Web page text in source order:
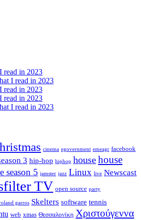
read in 2023
I read in 2023
read in 2023
read in 2023
I read in 2023
cinema egovernment emeagr facebook
3 hip-hop hiphop househouse
season 5 jamster jazz Linux live Newscast
TV open source party
garros Skelters software tennis
web xmas Θεσσαλονίκη Χριστούγεννα